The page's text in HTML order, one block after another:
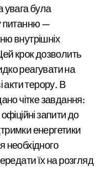
увага була
питанню —
внутрішніх
крок дозволить
реагувати на
акти терору. В
чітке завдання:
запити до
енергетики
необхідного
їх на розгляд